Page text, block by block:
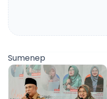
Sumenep